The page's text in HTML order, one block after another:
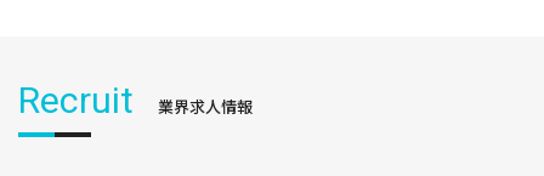
Recruit 業界求人情報